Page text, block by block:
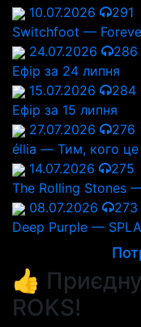
10.07.2026
291
Switchfoot —
24.07.2026
286
Ефір за 24 липня
15.07.2026
284
Ефір за 15 липня
27.07.2026
276
éllia — Тим, кого
14.07.2026
275
The Rolling Stones
08.07.2026
273
Deep Purple —
👍
ROKS!